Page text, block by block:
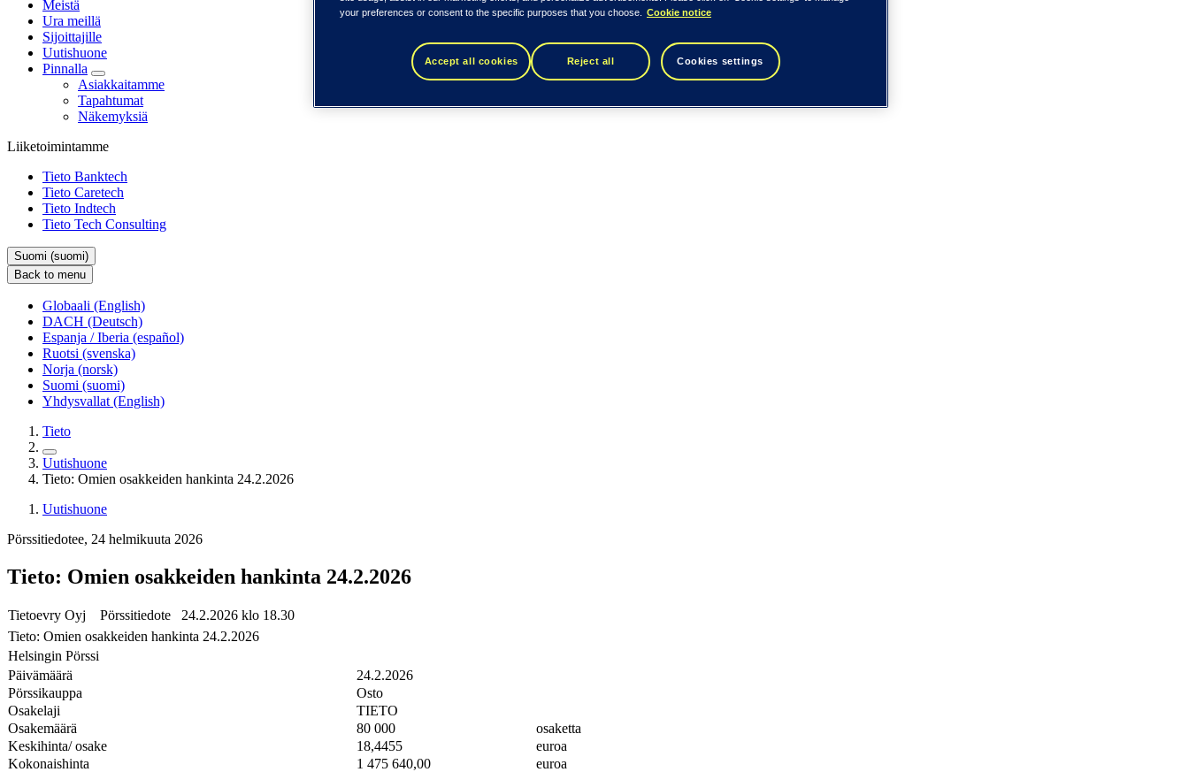
Meistä
Ura meillä
Sijoittajille
Uutishuone
Pinnalla
Asiakkaitamme
Tapahtumat
Näkemyksiä
Liiketoimintamme
Tieto Banktech
Tieto Caretech
Tieto Indtech
Tieto Tech Consulting
Suomi (suomi)
Back to menu
Globaali (English)
DACH (Deutsch)
Espanja / Iberia (español)
Ruotsi (svenska)
Norja (norsk)
Suomi (suomi)
Yhdysvallat (English)
Tieto
Uutishuone
Tieto: Omien osakkeiden hankinta 24.2.2026
Uutishuone
Pörssitiedotee, 24 helmikuuta 2026
Tieto: Omien osakkeiden hankinta 24.2.2026
Tietoevry Oyj Pörssitiedote 24.2.2026 klo 18.30
Tieto: Omien osakkeiden hankinta 24.2.2026
Helsingin Pörssi
Päivämäärä
24.2.2026
Pörssikauppa
Osto
Osakelaji
TIETO
Osakemäärä
80 000
osaketta
Keskihinta/ osake
18,4455
euroa
Kokonaishinta
1 475 640,00
euroa
your preferences or consent to the specific purposes that you choose.
Cookie notice
Accept all cookies Reject all Cookies settings